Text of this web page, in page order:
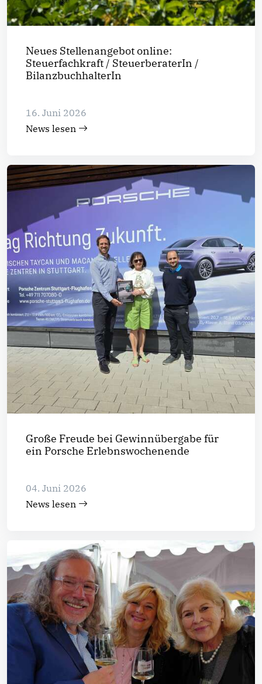
Neues Stellenangebot online:
Steuerfachkraft / SteuerberaterIn /
BilanzbuchhalterIn
16. Juni 2026
News lesen
Große Freude bei Gewinnübergabe für
ein Porsche Erlebnswochenende
04. Juni 2026
News lesen